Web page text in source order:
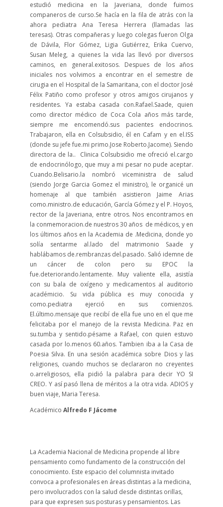
estudió medicina en la Javeriana, donde fuimos
companeros de curso.Se hacía en la fila de atrás con la
ahora pediatra Ana Teresa Herrera (llamadas las
teresas). Otras compañeras y luego colegas fueron Olga
de Dávila, Flor Gómez, Ligia Gutiérrez, Erika Cuervo,
Susan Meleg, a quienes la vida las llevó por diversos
caminos, en general.exitosos. Despues de los años
iniciales nos volvimos a encontrar en el semestre de
cirugia en el Hospital de la Samaritana, con el doctor José
Félix Patiño como profesor y otros amigos cirujanos y
residentes. Ya estaba casada con.Rafael.Saade, quien
como director médico de Coca Cola años más tarde,
siempre me encomendó.sus pacientes endocrinos.
Trabajaron, ella en Colsubsidio, él en Cafam y en el.ISS
(donde su jefe fue.mi primo.Jose Roberto.Jacome). Siendo
directora de la.. Clinica Colsubsidio me ofreció el.cargo
de endocrinólogo, que muy a mi pesar no pude aceptar.
Cuando.Belisario.la nombró viceministra de salud
(siendo Jorge Garcia Gomez el ministro), le organicé un
homenaje al que también asistieron Jaime Arias
como.ministro.de educación, García Gómez y el P. Hoyos,
rector de la Javeriana, entre otros. Nos encontramos en
la conmemoracion.de nuestros 30 años de médicos, y en
los últimos años en la Academia de .Medicina, donde yo
solía sentarme al.lado del matrimonio Saade y
hablábamos de.rembranzas del.pasado. Salió idemne de
un cáncer de colon pero su EPOC la
fue.deteriorando.lentamente. Muy valiente ella, asistía
con su bala de oxígeno y medicamentos al auditorio
académicio. Su vida pública es muy conocida y
como.pediatra ejerció en sus comienzos.
El.último.mensaje que recibí de ella fue uno en el que me
felicitaba por el manejo de la revista Medicina. Paz en
su.tumba y sentido.pésame a Rafael, con quien estuvo
casada por lo.menos 60.años. Tambien iba a la Casa de
Poesia Silva. En una sesión académica sobre Dios y las
religiones, cuando muchos se declararon no creyentes
o.arreligiosos, ella pidió la palabra para decir YO SI
CREO. Y así pasó llena de méritos a la otra vida. ADIOS y
buen viaje, Maria Teresa.
Académico Alfredo F Jácome
La Academia Nacional de Medicina propende al libre
pensamiento como fundamento de la construcción del
conocimiento. Este espacio del columnista invitado
convoca a profesionales en áreas distintas a la medicina,
pero involucrados con la salud desde distintas orillas,
para que expresen sus posturas y pensamientos. Las